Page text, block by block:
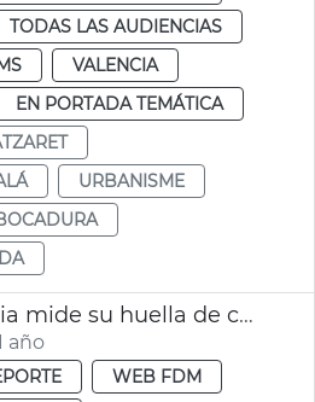
TODAS LAS AUDIENCIAS
VALENCIA
EN PORTADA TEMÁTICA
URBANISME
Maratón Valencia mide su huella de carbono
año
WEB FDM